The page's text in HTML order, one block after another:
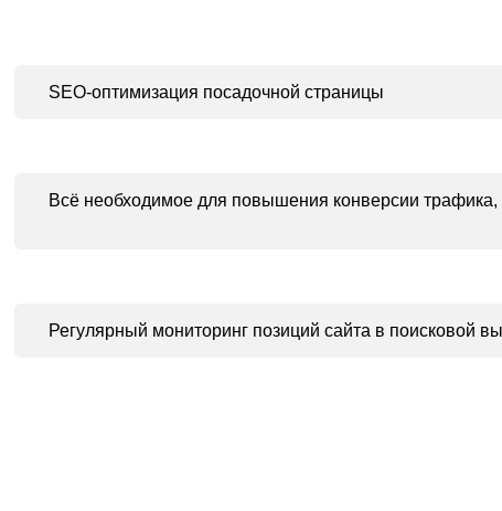
SEO-оптимизация посадочной страницы
Всё необходимое для повышения конверсии трафика,
Регулярный мониторинг позицийсайта в поисковой